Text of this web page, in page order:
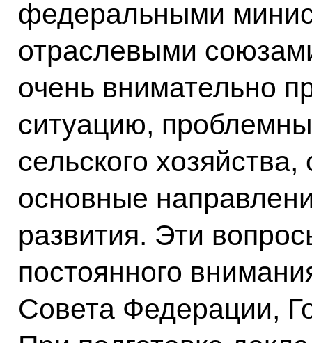
федеральными
отраслевыми
очень внимательно
ситуацию,
сельского
основные
развития. Эти
постоянного
Совета Федерации,